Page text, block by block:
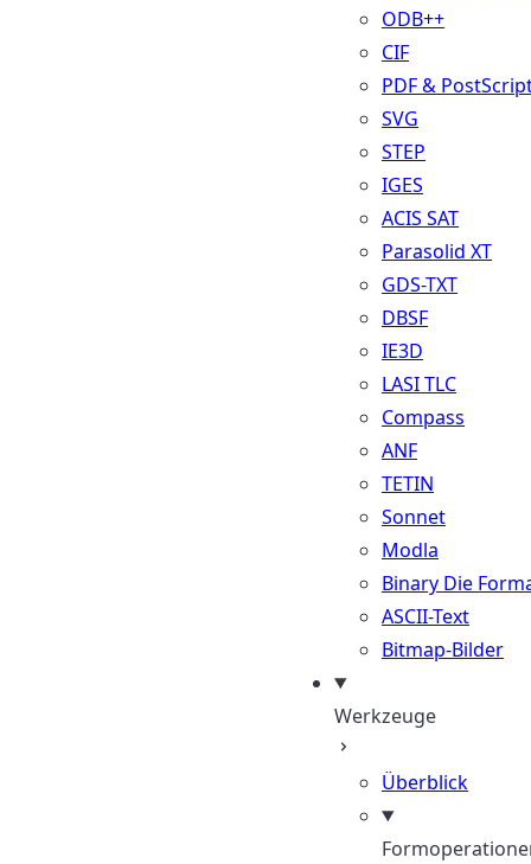
ODB++
CIF
PDF &
SVG
STEP
IGES
ACIS SAT
Parasolid XT
GDS-TXT
DBSF
IE3D
LASI TLC
Compass
ANF
TETIN
Sonnet
Modla
Binary Die
ASCII-Text
Bitmap-Bilder
Werkzeuge
Überblick